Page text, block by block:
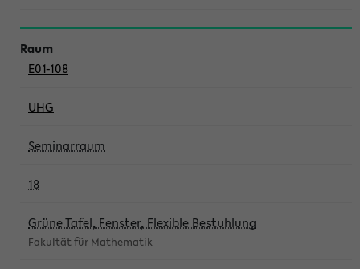
E01-108
UHG
Seminarraum
18
Grüne Tafel, Fenster, Flexible Bestuhlung
Fakultät für Mathematik